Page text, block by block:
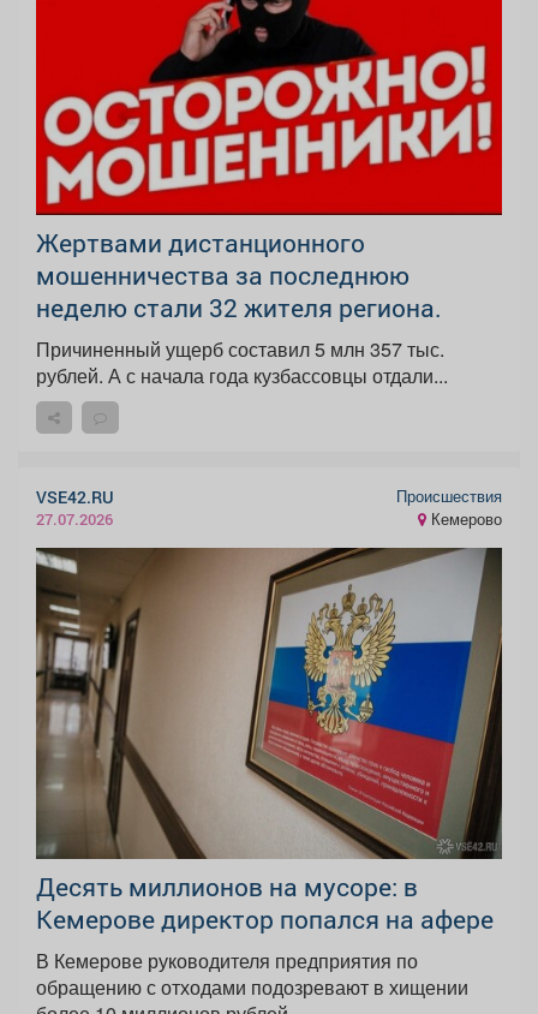
️Жертвами дистанционного
мошенничества за последнюю
неделю стали 32 жителя региона.
Причиненный ущерб составил 5 млн 357 тыс.
рублей. А с начала года кузбассовцы отдали...
VSE42.RU
27.07.2026
Происшествия
Кемерово
Десять миллионов на мусоре: в
Кемерове директор попался на афере
В Кемерове руководителя предприятия по
обращению с отходами подозревают в хищении